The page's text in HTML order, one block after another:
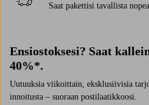
Saat pakettisi tavallista
Ensiostoksesi? Saat
40%*.
Uutuuksia viikoittain, eksklusiivisia
innoitusta – suoraan postilaatikkoosi.